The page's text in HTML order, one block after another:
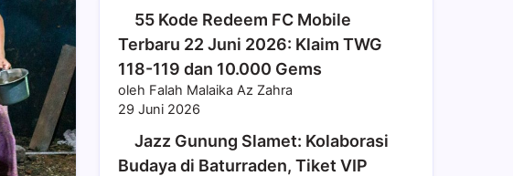
55 Kode Redeem FC Mobile
Terbaru 22 Juni 2026: Klaim TWG
118-119 dan 10.000 Gems
oleh Falah Malaika Az Zahra
29 Juni 2026
Jazz Gunung Slamet: Kolaborasi
Budaya di Baturraden, Tiket VIP